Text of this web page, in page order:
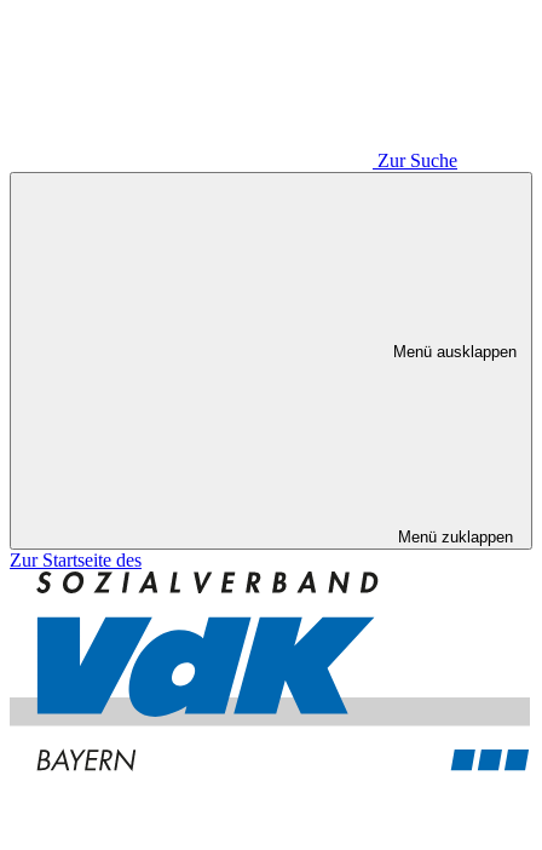
Zur Suche
Menü ausklappen
Menü zuklappen
Zur Startseite des